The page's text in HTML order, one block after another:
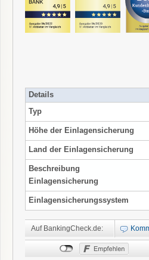
Details
Typ
Höhe der Einlagensicherung
Land der Einlagensicherung
Beschreibung
Einlagensicherung
Einlagensicherungssystem
Auf BankingCheck.de: